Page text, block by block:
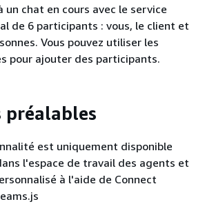
un chat en cours avec le service
de 6 participants : vous, le client et
Vous pouvez utiliser les
pour ajouter des participants.
préalables
est uniquement disponible
l'espace de travail des agents et
à l'aide de Connect